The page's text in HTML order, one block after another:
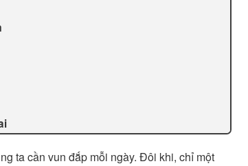
ta cần vun đắp mỗi ngày. Đôi khi, chỉ một